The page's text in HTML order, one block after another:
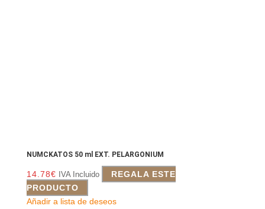
NUMCKATOS 50 ml EXT. PELARGONIUM
14.78€ IVA Incluido
REGALA ESTE
PRODUCTO
Añadir a lista de deseos